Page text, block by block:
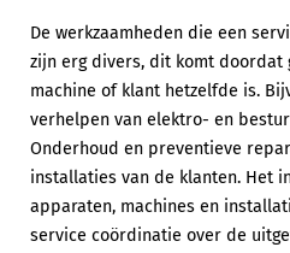
De werkzaamheden die een
zijn erg divers, dit komt doordat
machine of klant hetzelfde is.
verhelpen van elektro- en
Onderhoud en preventieve
installaties van de klanten. Het
apparaten, machines en
service coördinatie over de